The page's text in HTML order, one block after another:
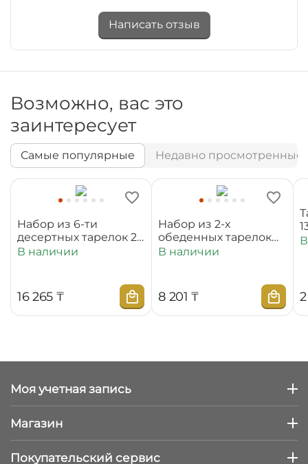
Написать отзыв
Возможно, вас это
заинтересует
Самые популярные Недавно просмотренные
Набор из 6-ти
десертных тарелок 20
см WL‑880100‑JV/6C
В наличии
16 265 ₸
Набор из 2-х
обеденных тарелок
25,5 см
В наличии
8 201 ₸
Моя учетная запись
Магазин
Покупательский сервис